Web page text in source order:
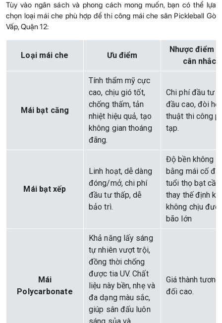
Tùy vào ngân sách và phong cách mong muốn, bạn có thể lựa
chọn loại mái che phù hợp để thi công mái che sân Pickleball Gò
Vấp, Quận 12:
Loại mái che Ưu điểm
Nhược điểm
cân nhắc
Mái bạt căng
Tính thẩm mỹ cực
cao, chịu gió tốt,
chống thấm, tản
nhiệt hiệu quả, tạo
không gian thoáng
đãng.
Chi phí đầu tư
đầu cao, đòi
thuật thi công
tạp.
Mái bạt xếp
Linh hoạt, dễ dàng
đóng/mở, chi phí
đầu tư thấp, dễ
bảo trì.
Độ bền không
bằng mái cố
tuổi thọ bạt cần
thay thế định kỳ,
không chịu
bão lớn
Mái
Polycarbonate
Khả năng lấy sáng
tự nhiên vượt trội,
đồng thời chống
được tia UV. Chất
liệu này bền, nhẹ và
đa dạng màu sắc,
giúp sân đấu luôn
Giá thành tương
đối cao.